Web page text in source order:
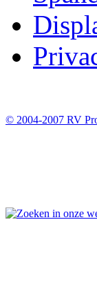
© 2004-2007 RV